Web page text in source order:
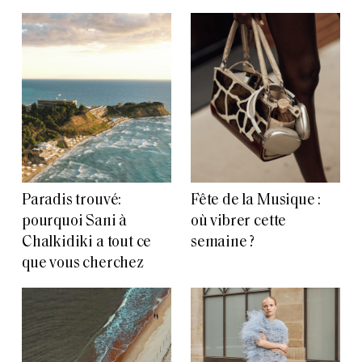
Paradis trouvé:
pourquoi Sani à
Chalkidiki a tout ce
que vous cherchez
Fête de la Musique :
où vibrer cette
semaine ?